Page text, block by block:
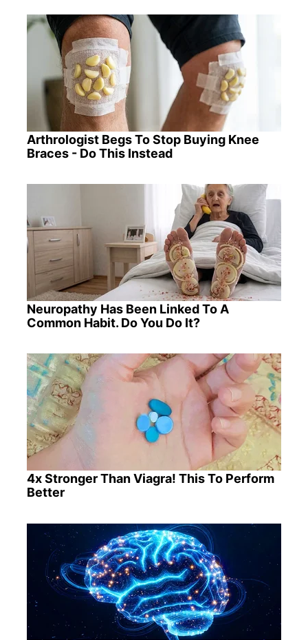
Arthrologist Begs To Stop Buying Knee
Braces - Do This Instead
Neuropathy Has Been Linked To A
Common Habit. Do You Do It?
4x Stronger Than Viagra! This To Perform
Better